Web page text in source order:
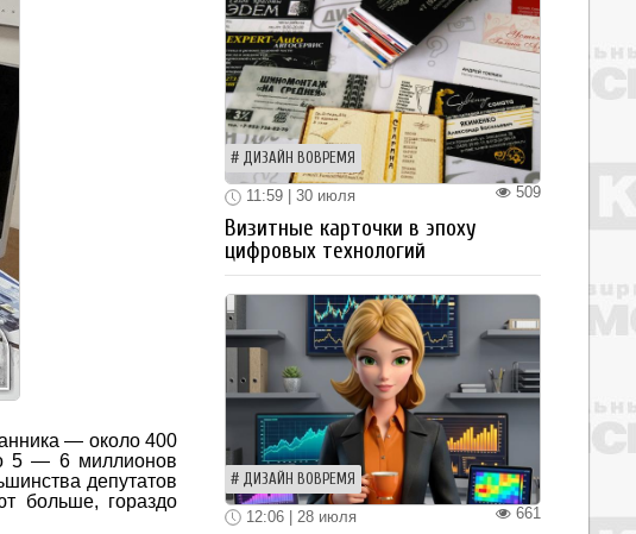
— около 400
5 — 6 миллионов
депутатов
больше, гораздо
ДИЗАЙН ВОВРЕМЯ
509
11:59 | 30 июля
Визитные карточки в эпоху
цифровых технологий
ДИЗАЙН ВОВРЕМЯ
661
12:06 | 28 июля